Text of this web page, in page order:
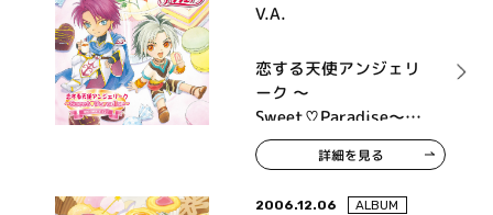
V.A.
恋する天使アンジェリ
ーク ～
Sweet♡Paradise～
memory 01
詳細を見る
2006.12.06 ALBUM